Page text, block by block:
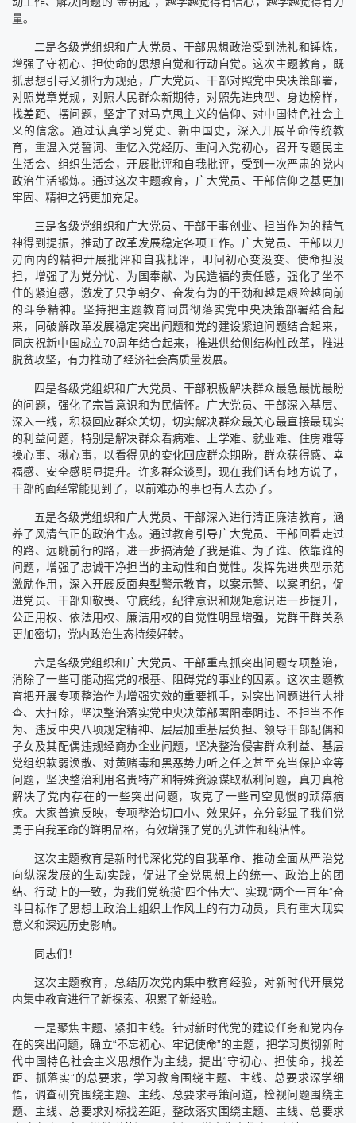
量。
二是各级党组织和广大党员、干部思想政治受到洗礼和锤炼，
增强了守初心、担使命的思想自觉和行动自觉。这次主题教育，既
抓思想引导又抓行为规范，广大党员、干部对照党中央决策部署，
对照党章党规，对照人民群众新期待，对照先进典型、身边榜样，
找差距、摆问题，坚定了对马克思主义的信仰、对中国特色社会主
义的信念。通过认真学习党史、新中国史，深入开展革命传统教
育，重温入党誓词、重忆入党经历、重问入党初心，召开专题民主
生活会、组织生活会，开展批评和自我批评，受到一次严肃的党内
政治生活锻炼。通过这次主题教育，广大党员、干部信仰之基更加
牢固、精神之钙更加充足。
三是各级党组织和广大党员、干部干事创业、担当作为的精气
神得到提振，推动了改革发展稳定各项工作。广大党员、干部以刀
刃向内的精神开展批评和自我批评，叩问初心变没变、使命担没
担，增强了为党分忧、为国奉献、为民造福的责任感，强化了坐不
住的紧迫感，激发了只争朝夕、奋发有为的干劲和越是艰险越向前
的斗争精神。坚持把主题教育同贯彻落实党中央决策部署结合起
来，同破解改革发展稳定突出问题和党的建设紧迫问题结合起来，
同庆祝新中国成立70周年结合起来，推进供给侧结构性改革，推进
脱贫攻坚，有力推动了经济社会高质量发展。
四是各级党组织和广大党员、干部积极解决群众最急最忧最盼
的问题，强化了宗旨意识和为民情怀。广大党员、干部深入基层、
深入一线，积极回应群众关切，切实解决群众最关心最直接最现实
的利益问题，特别是解决群众看病难、上学难、就业难、住房难等
操心事、揪心事，以看得见的变化回应群众期盼，群众获得感、幸
福感、安全感明显提升。许多群众谈到，现在我们话有地方说了，
干部的面经常能见到了，以前难办的事也有人去办了。
五是各级党组织和广大党员、干部深入进行清正廉洁教育，涵
养了风清气正的政治生态。通过教育引导广大党员、干部回看走过
的路、远眺前行的路，进一步搞清楚了我是谁、为了谁、依靠谁的
问题，增强了忠诚干净担当的主动性和自觉性。发挥先进典型示范
激励作用，深入开展反面典型警示教育，以案示警、以案明纪，促
进党员、干部知敬畏、守底线，纪律意识和规矩意识进一步提升，
公正用权、依法用权、廉洁用权的自觉性明显增强，党群干群关系
更加密切，党内政治生态持续好转。
六是各级党组织和广大党员、干部重点抓突出问题专项整治，
消除了一些可能动摇党的根基、阻碍党的事业的因素。这次主题教
育把开展专项整治作为增强实效的重要抓手，对突出问题进行大排
查、大扫除，坚决整治落实党中央决策部署阳奉阴违、不担当不作
为、违反中央八项规定精神、层层加重基层负担、领导干部配偶和
子女及其配偶违规经商办企业问题，坚决整治侵害群众利益、基层
党组织软弱涣散、对黄赌毒和黑恶势力听之任之甚至充当保护伞等
问题，坚决整治利用名贵特产和特殊资源谋取私利问题，真刀真枪
解决了党内存在的一些突出问题，攻克了一些司空见惯的顽瘴痼
疾。大家普遍反映，专项整治切口小、效果好，充分彰显了我们党
勇于自我革命的鲜明品格，有效增强了党的先进性和纯洁性。
这次主题教育是新时代深化党的自我革命、推动全面从严治党
向纵深发展的生动实践，促进了全党思想上的统一、政治上的团
结、行动上的一致，为我们党统揽“四个伟大”、实现“两个一百年”奋
斗目标作了思想上政治上组织上作风上的有力动员，具有重大现实
意义和深远历史影响。
同志们！
这次主题教育，总结历次党内集中教育经验，对新时代开展党
内集中教育进行了新探索、积累了新经验。
一是聚焦主题、紧扣主线。针对新时代党的建设任务和党内存
在的突出问题，确立“不忘初心、牢记使命”的主题，把学习贯彻新时
代中国特色社会主义思想作为主线，提出“守初心、担使命，找差
距、抓落实”的总要求，学习教育围绕主题、主线、总要求深学细
悟，调查研究围绕主题、主线、总要求寻策问道，检视问题围绕主
题、主线、总要求对标找差距，整改落实围绕主题、主线、总要求